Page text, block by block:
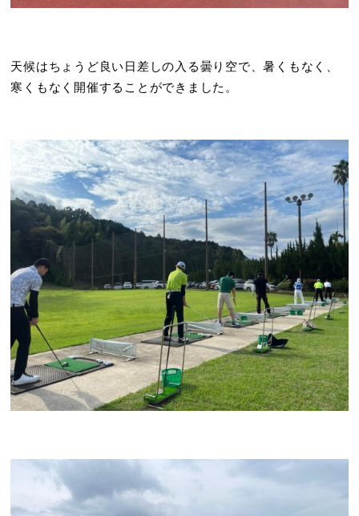
天候はちょうど良い日差しの入る曇り空で、暑くもなく、
寒くもなく開催することができました。